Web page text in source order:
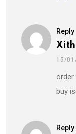
Reply
15/
order
buy
Reply